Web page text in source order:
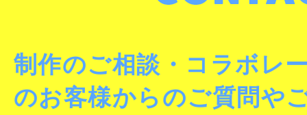
制作のご相談・コラボレ
のお客様からのご質問や